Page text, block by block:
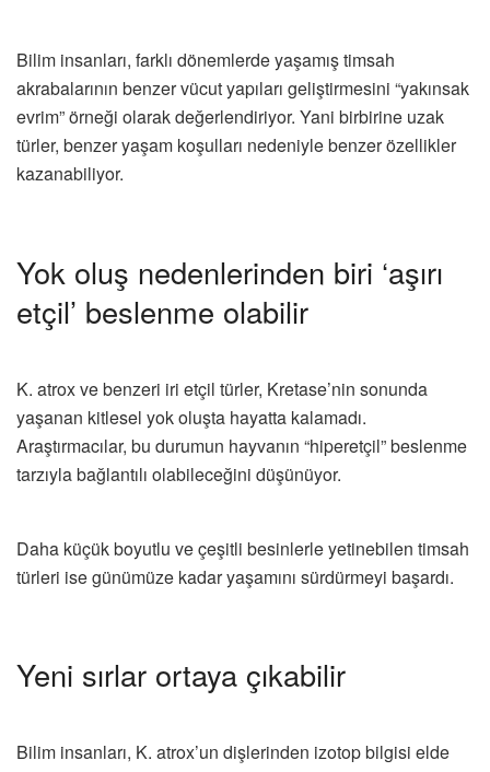
Bilim insanları, farklı dönemlerde yaşamış timsah
akrabalarının benzer vücut yapıları geliştirmesini “yakınsak
evrim” örneği olarak değerlendiriyor. Yani birbirine uzak
türler, benzer yaşam koşulları nedeniyle benzer özellikler
kazanabiliyor.
Yok oluş nedenlerinden biri ‘aşırı
etçil’ beslenme olabilir
K. atrox ve benzeri iri etçil türler, Kretase’nin sonunda
yaşanan kitlesel yok oluşta hayatta kalamadı.
Araştırmacılar, bu durumun hayvanın “hiperetçil” beslenme
tarzıyla bağlantılı olabileceğini düşünüyor.
Daha küçük boyutlu ve çeşitli besinlerle yetinebilen timsah
türleri ise günümüze kadar yaşamını sürdürmeyi başardı.
Yeni sırlar ortaya çıkabilir
Bilim insanları, K. atrox’un dişlerinden izotop bilgisi elde